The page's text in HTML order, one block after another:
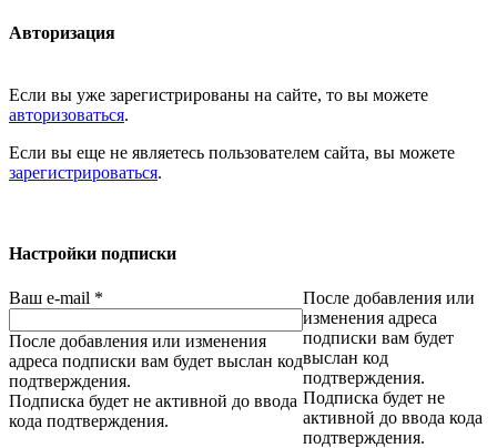
Авторизация
Если вы уже зарегистрированы на сайте, то вы можете
авторизоваться.
Если вы еще не являетесь пользователем сайта, вы можете
зарегистрироваться.
Настройки подписки
Ваш e-mail *
После добавления или изменения
адреса подписки вам будет выслан код
подтверждения.
Подписка будет не активной до ввода
кода подтверждения.
После добавления или
изменения адреса
подписки вам будет
выслан код
подтверждения.
Подписка будет не
активной до ввода кода
подтверждения.